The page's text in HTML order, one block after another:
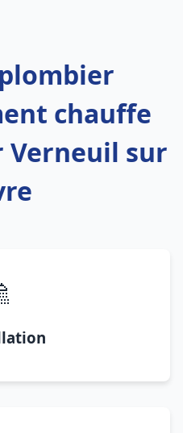
chauffe
Verneuil sur